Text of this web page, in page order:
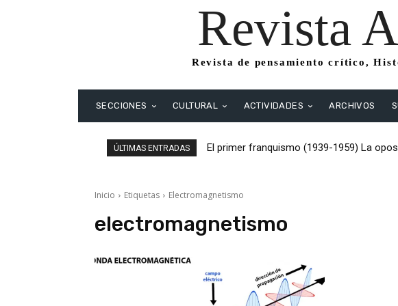
Revista
Revista de pensamiento crítico,
SECCIONES CULTURAL ACTIVIDADES ARCHIVOS
ÚLTIMAS ENTRADAS
El primer franquismo (1939-1959) La
Inicio Etiquetas Electromagnetismo
electromagnetismo